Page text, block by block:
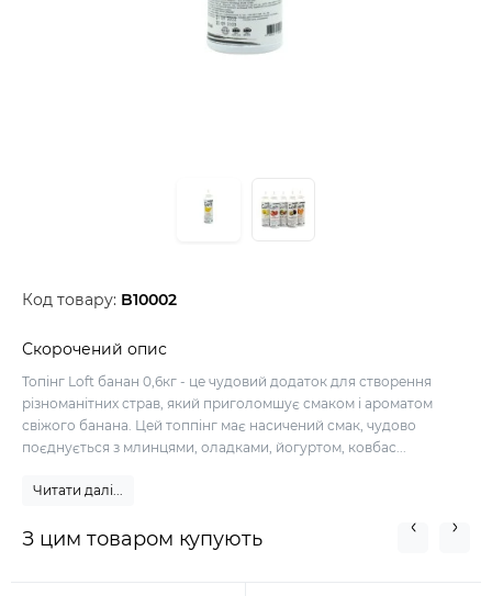
Код товару: B10002
Скорочений опис
Топінг Loft банан 0,6кг - це чудовий додаток для створення
різноманітних страв, який приголомшує смаком і ароматом
свіжого банана. Цей топпінг має насичений смак, чудово
поєднується з млинцями, оладками, йогуртом, ковбас...
Читати далі...
З цим товаром купують